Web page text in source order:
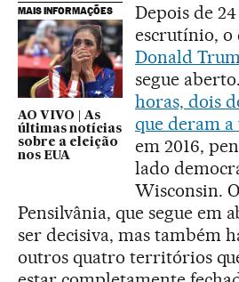
MAIS INFORMAÇÕES
AO VIVO | As
últimas notícias
sobre a eleição
nos EUA
Depois de
escrutínio, o
Donald
segue aberto.
horas, dois
que deram
em 2016,
lado
Wisconsin.
Pensilvânia, que segue em
ser decisiva, mas também
outros quatro territórios